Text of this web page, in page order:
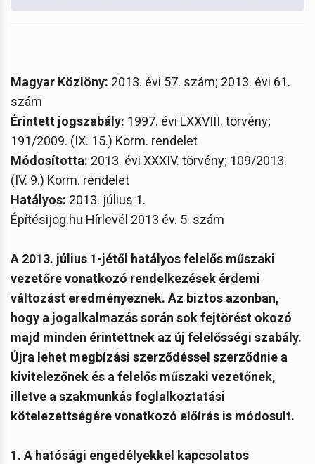
Magyar Közlöny: 2013. évi 57. szám; 2013. évi 61.
szám
Érintett jogszabály: 1997. évi LXXVIII. törvény;
191/2009. (IX. 15.) Korm. rendelet
Módosította: 2013. évi XXXIV. törvény; 109/2013.
(IV. 9.) Korm. rendelet
Hatályos: 2013. július 1.
Építésijog.hu Hírlevél 2013 év. 5. szám
A 2013. július 1-jétől hatályos felelős műszaki
vezetőre vonatkozó rendelkezések érdemi
változást eredményeznek. Az biztos azonban,
hogy a jogalkalmazás során sok fejtörést okozó
majd minden érintettnek az új felelősségi szabály.
Újra lehet megbízási szerződéssel szerződnie a
kivitelezőnek és a felelős műszaki vezetőnek,
illetve a szakmunkás foglalkoztatási
kötelezettségére vonatkozó előírás is módosult.
1. A hatósági engedélyekkel kapcsolatos